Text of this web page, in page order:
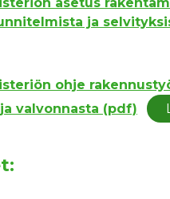
ja
ohje
valvonnasta (pdf)